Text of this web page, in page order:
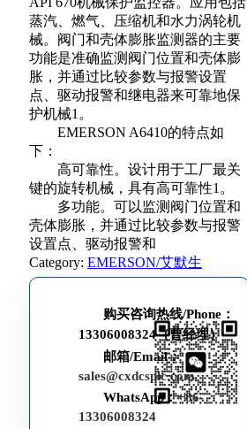
蒸汽、燃气、压缩机和水力涡轮机
械。阀门和壳体膨胀监测器的主要
功能是准确监测阀门位置和壳体膨
胀，并通过比较参数与报警设置
点、驱动报警和继电器来可靠地保
护机械1。
EMERSON A6410的特点如
下：
高可靠性。设计用于工厂最关
键的旋转机械，具有高可靠性1。
多功能。可以监测阀门位置和
壳体膨胀，并通过比较参数与报警
设置点、驱动报警和
Category: EMERSON/艾默生
购买咨询热线/Phone：
13306008324（曹经理）
邮箱/Email：
sales@cxdcsplc.com
WhatsApp：+86-
13306008324